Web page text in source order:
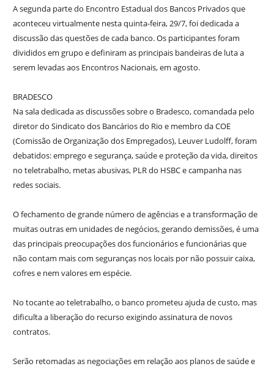
A segunda parte do Encontro Estadual dos Bancos Privados que
aconteceu virtualmente nesta quinta-feira, 29/7, foi dedicada a
discussão das questões de cada banco. Os participantes foram
divididos em grupo e definiram as principais bandeiras de luta a
serem levadas aos Encontros Nacionais, em agosto.
BRADESCO
Na sala dedicada as discussões sobre o Bradesco, comandada pelo
diretor do Sindicato dos Bancários do Rio e membro da COE
(Comissão de Organização dos Empregados), Leuver Ludolff, foram
debatidos: emprego e segurança, saúde e proteção da vida, direitos
no teletrabalho, metas abusivas, PLR do HSBC e campanha nas
redes sociais.
O fechamento de grande número de agências e a transformação de
muitas outras em unidades de negócios, gerando demissões, é uma
das principais preocupações dos funcionários e funcionárias que
não contam mais com seguranças nos locais por não possuir caixa,
cofres e nem valores em espécie.
No tocante ao teletrabalho, o banco prometeu ajuda de custo, mas
dificulta a liberação do recurso exigindo assinatura de novos
contratos.
Serão retomadas as negociações em relação aos planos de saúde e